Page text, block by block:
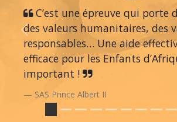
C’est une épreuve qui porte
des valeurs humanitaires, des
responsables… Une aide
efficace pour les Enfants
important !
SAS Prince Albert II
Previous